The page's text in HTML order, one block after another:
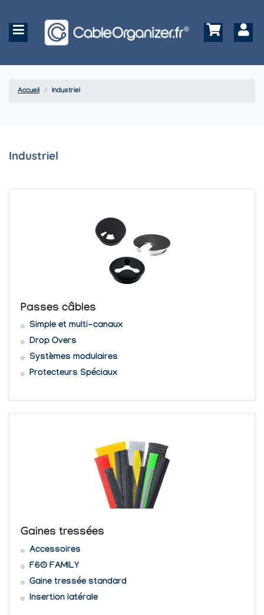
Accueil Industriel
Industriel
Passes câbles
Simple et multi-canaux
Drop Overs
Systèmes modulaires
Protecteurs Spéciaux
Gaines tressées
Accessoires
F6® FAMILY
Gaine tressée standard
Insertion latérale